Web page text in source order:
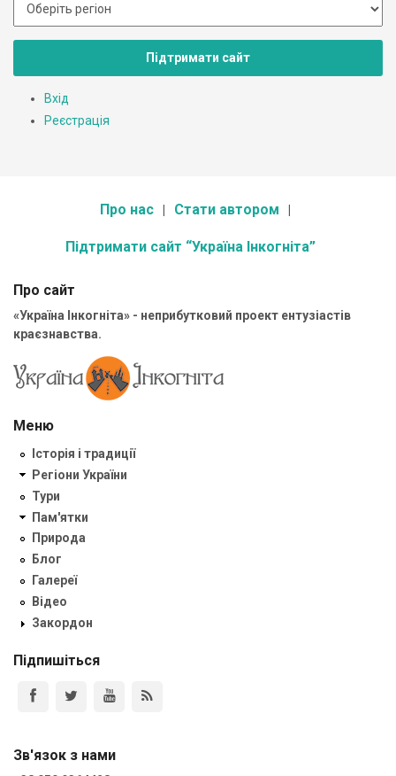
Підтримати сайт
Вхід
Реєстрація
Про нас Стати автором
Підтримати сайт “Україна Інкогніта”
Про сайт
«Україна Інкогніта» - неприбутковий проект ентузіастів
краєзнавства.
Меню
Історія і традиції
Регіони України
Тури
Пам'ятки
Природа
Блог
Галереї
Відео
Закордон
Підпишіться
Зв'язок з нами